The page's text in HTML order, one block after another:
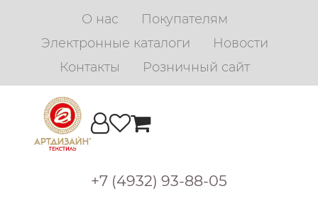
О нас
Покупателям
Электронные каталоги
Новости
Контакты
Розничный сайт
+7 (4932) 93-88-05